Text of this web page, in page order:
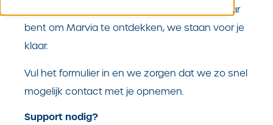
Of je nu support zoekt, een vraag hebt of klaar
bent om Marvia te ontdekken, we staan voor je
klaar.
Vul het formulier in en we zorgen dat we zo snel
mogelijk contact met je opnemen.
Support nodig?